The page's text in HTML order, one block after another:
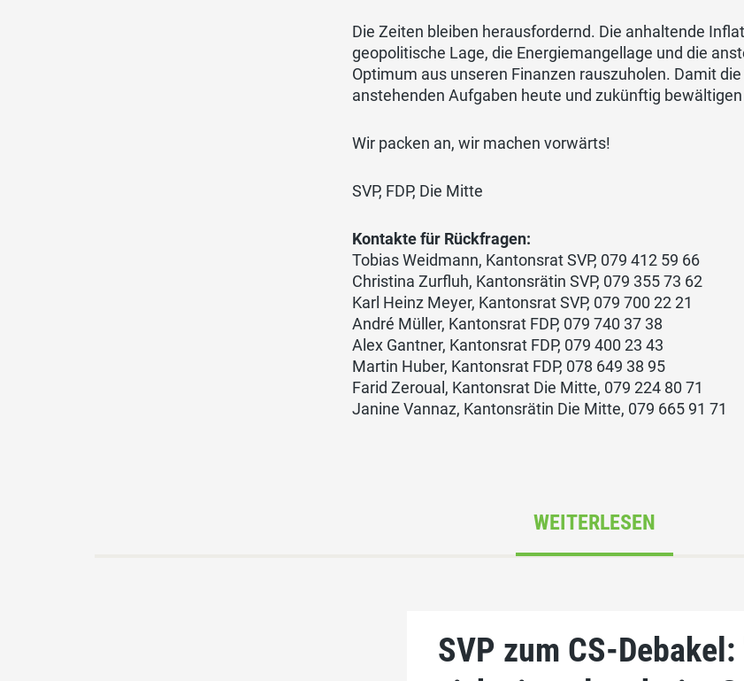
Die Zeiten bleiben herausfordernd. Die anhaltende
geopolitische Lage, die Energiemangellage und die
Optimum aus unseren Finanzen rauszuholen. Damit
anstehenden Aufgaben heute und zukünftig
Wir packen an, wir machen vorwärts!
SVP, FDP, Die Mitte
Kontakte für Rückfragen:
Tobias Weidmann, Kantonsrat SVP, 079 412 59 66
Christina Zurfluh, Kantonsrätin SVP, 079 355 73 62
Karl Heinz Meyer, Kantonsrat SVP, 079 700 22 21
André Müller, Kantonsrat FDP, 079 740 37 38
Alex Gantner, Kantonsrat FDP, 079 400 23 43
Martin Huber, Kantonsrat FDP, 078 649 38 95
Farid Zeroual, Kantonsrat Die Mitte, 079 224 80 71
Janine Vannaz, Kantonsrätin Die Mitte, 079 665 91 71
WEITERLESEN
SVP zum CS-